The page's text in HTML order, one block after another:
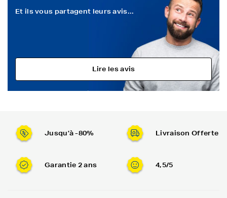
Et ils vous partagent leurs avis...
Lire les avis
Jusqu’à -80% Livraison Offerte
Garantie 2 ans 4,5/5